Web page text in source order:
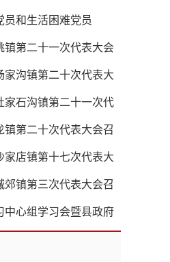
员和生活困难党员
镇第二十一次代表大会
家沟镇第二十次代表大
家石沟镇第二十一次代
镇第二十次代表大会召
家店镇第十七次代表大
郊镇第三次代表大会召
中心组学习会暨县政府
议召开